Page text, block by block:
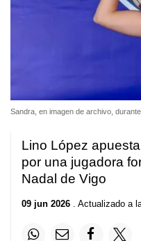
Sandra, en imagen de archivo,
Lino López
por una jugadora
Nadal de Vigo
09 jun 2026 . Actualizado a